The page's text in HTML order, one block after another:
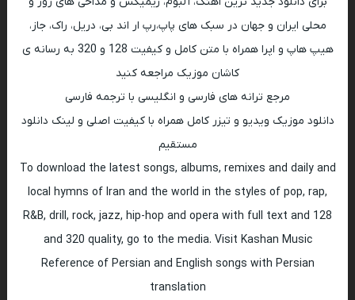
محلی ایران و جهان در سبک های پاپ،رپ ار اند بی، دریل، راک، جاز،
هیپ هاپ و اپرا همراه با متن کامل و کیفیت 128 و 320 به رسانه ی
کاشان موزیک مراجعه کنید
مرجع ترانه های فارسی و انگلیسی با ترجمه فارسی
دانلود موزیک ویدیو و تیزر کامل همراه با کیفیت اصلی و لینک دانلود
مستقیم
To download the latest songs, albums, remixes and daily and
local hymns of Iran and the world in the styles of pop, rap,
R&B, drill, rock, jazz, hip-hop and opera with full text and 128
and 320 quality, go to the media. Visit Kashan Music
Reference of Persian and English songs with Persian
translation